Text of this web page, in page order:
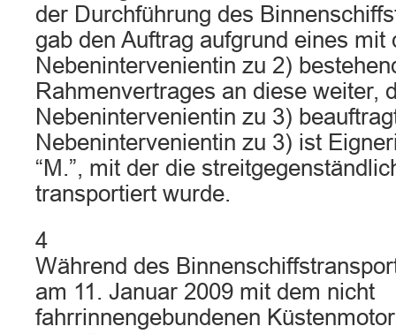
der Durchführung des
gab den Auftrag aufgrund eines mit
Nebenintervenientin zu 2)
Rahmenvertrages an diese weiter,
Nebenintervenientin zu 3)
Nebenintervenientin zu 3) ist
“M.”, mit der die
transportiert wurde.
4
Während des
am 11. Januar 2009 mit dem nicht
fahrrinnengebundenen